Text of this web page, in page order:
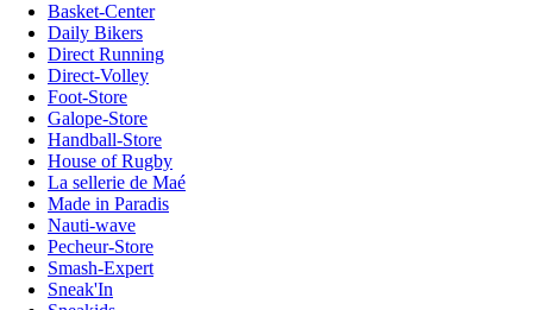
Basket-Center
Daily Bikers
Direct Running
Direct-Volley
Foot-Store
Galope-Store
Handball-Store
House of Rugby
La sellerie de Maé
Made in Paradis
Nauti-wave
Pecheur-Store
Smash-Expert
Sneak'In